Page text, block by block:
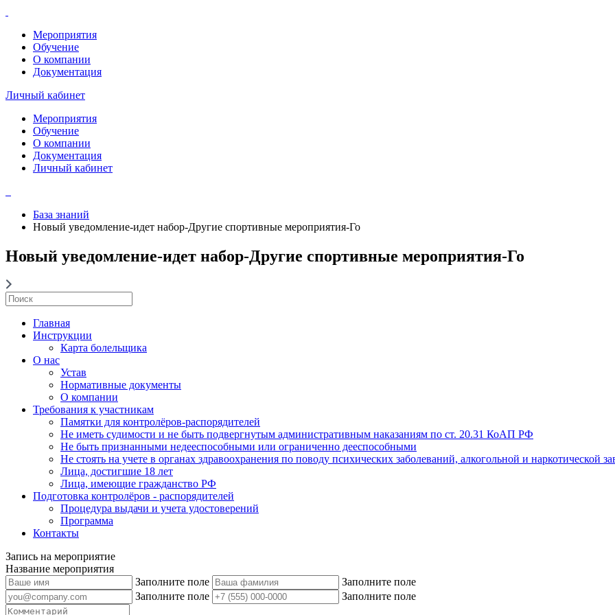
Мероприятия
Обучение
О компании
Документация
Личный кабинет
Мероприятия
Обучение
О компании
Документация
Личный кабинет
База знаний
Новый уведомление-идет набор-Другие спортивные мероприятия-Го
Новый уведомление-идет набор-Другие спортивные мероприятия-Го
Главная
Инструкции
Карта болельщика
О нас
Устав
Нормативные документы
О компании
Требования к участникам
Памятки для контролёров-распорядителей
Не иметь судимости и не быть подвергнутым административным наказаниям по ст. 20.31 КоАП РФ
Не быть признанными недееспособными или ограниченно дееспособными
Не стоять на учете в органах здравоохранения по поводу психических заболеваний, алкогольной и наркотической
Лица, достигшие 18 лет
Лица, имеющие гражданство РФ
Подготовка контролёров - распорядителей
Процедура выдачи и учета удостоверений
Программа
Контакты
Запись на мероприятие
Название мероприятия
Заполните поле
Заполните поле
Заполните поле
Заполните поле